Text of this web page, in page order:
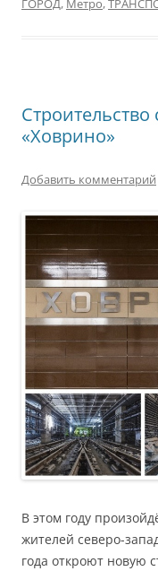
ГОРОД, Метро,
«Ховрино»
Добавить комментарий
В этом году
жителей северо-
года откроют новую